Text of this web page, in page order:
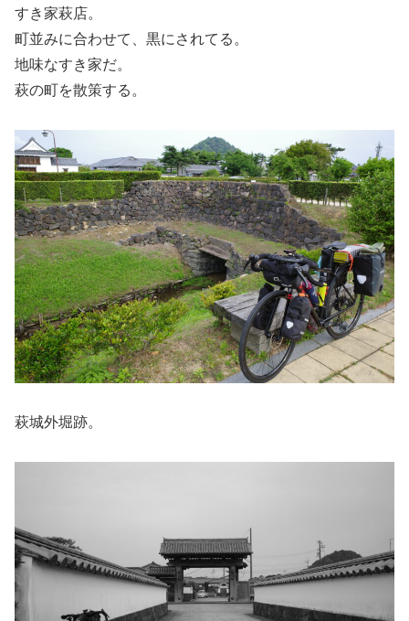
すき家萩店。
町並みに合わせて、黒にされてる。
地味なすき家だ。
萩の町を散策する。
萩城外堀跡。